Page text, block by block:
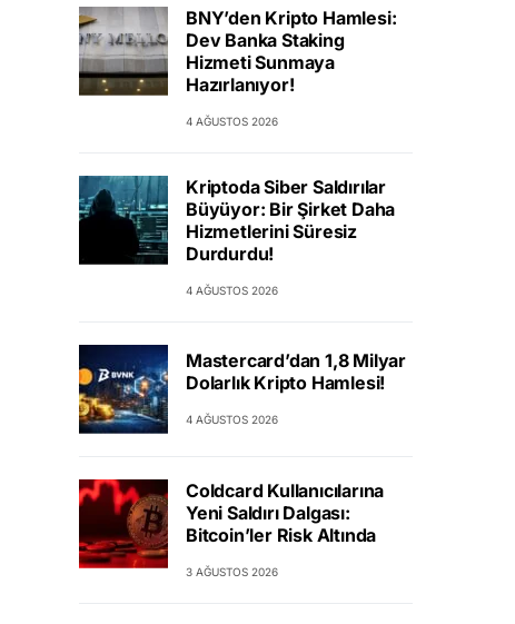
BNY’den Kripto Hamlesi:
Dev Banka Staking
Hizmeti Sunmaya
Hazırlanıyor!
4 AĞUSTOS 2026
Kriptoda Siber Saldırılar
Büyüyor: Bir Şirket Daha
Hizmetlerini Süresiz
Durdurdu!
4 AĞUSTOS 2026
Mastercard’dan 1,8 Milyar
Dolarlık Kripto Hamlesi!
4 AĞUSTOS 2026
Coldcard Kullanıcılarına
Yeni Saldırı Dalgası:
Bitcoin’ler Risk Altında
3 AĞUSTOS 2026